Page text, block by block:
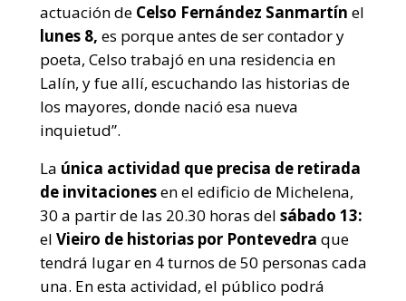
actuación de Celso Fernández Sanmartín el
lunes 8, es porque antes de ser contador y
poeta, Celso trabajó en una residencia en
Lalín, y fue allí, escuchando las historias de
los mayores, donde nació esa nueva
inquietud”.
La única actividad que precisa de retirada
de invitacionesen el edificio de Michelena,
30 a partir de las 20.30 horas del sábado 13:
el Vieiro de historias por Pontevedra que
tendrá lugar en 4 turnos de 50 personas cada
una. En esta actividad, el público podrá